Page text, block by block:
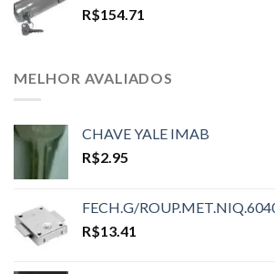
R$154.71
MELHOR AVALIADOS
CHAVE YALE IMAB
R$2.95
FECH.G/
R$13.41